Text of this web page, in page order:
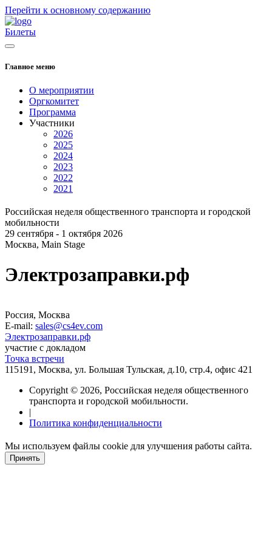
Перейти к основному содержанию
Билеты
Главное меню
О мероприятии
Оргкомитет
Программа
Участники
2026
2025
2024
2023
2022
2021
Российская неделя общественного транспорта и городской
мобильности
29 сентября - 1 октября 2026
Москва, Main Stage
Электрозаправки.рф
Россия, Москва
E-mail: sales@cs4ev.com
Электрозаправки.рф
участие с докладом
Точка встречи
115191, Москва, ул. Большая Тульская, д.10, стр.4, офис 421
Copyright © 2026, Российская неделя общественного
транспорта и городской мобильности.
|
Политика конфиденциальности
Мы используем файлы cookie для улучшения работы сайта.
Принять